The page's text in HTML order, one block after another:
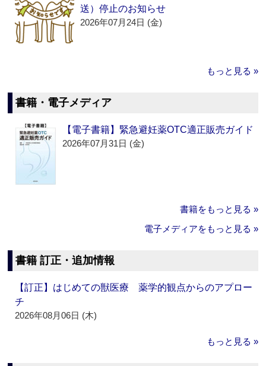
送）停止のお知らせ
2026年07月24日 (金)
もっと見る »
書籍・電子メディア
【電子書籍】緊急避妊薬OTC適正販売ガイド
2026年07月31日 (金)
書籍をもっと見る »
電子メディアをもっと見る »
書籍 訂正・追加情報
【訂正】はじめての獣医療 薬学的観点からのアプロー
チ
2026年08月06日 (木)
もっと見る »